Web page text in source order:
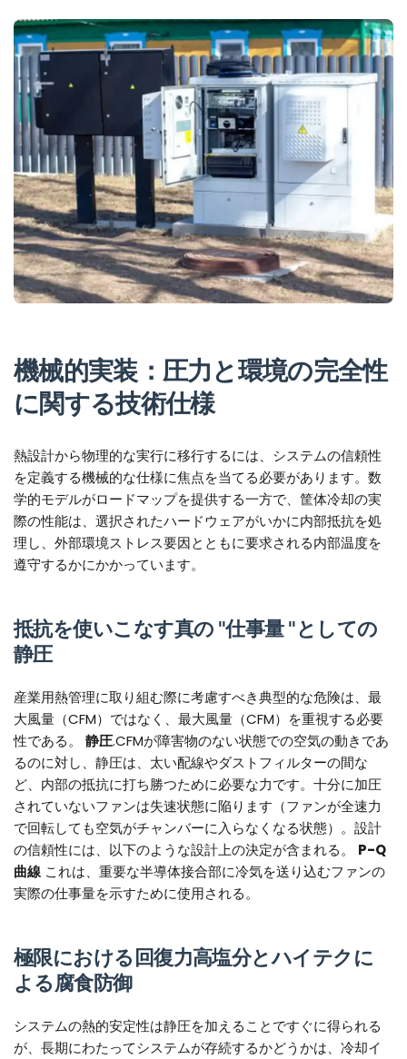
機械的実装：圧力と環境の完全性
に関する技術仕様
熱設計から物理的な実行に移行するには、システムの信頼性
を定義する機械的な仕様に焦点を当てる必要があります。数
学的モデルがロードマップを提供する一方で、筐体冷却の実
際の性能は、選択されたハードウェアがいかに内部抵抗を処
理し、外部環境ストレス要因とともに要求される内部温度を
遵守するかにかかっています。
抵抗を使いこなす真の "仕事量 "としての
静圧
産業用熱管理に取り組む際に考慮すべき典型的な危険は、最
大風量（CFM）ではなく、最大風量（CFM）を重視する必要
性である。 静圧.CFMが障害物のない状態での空気の動きであ
るのに対し、静圧は、太い配線やダストフィルターの間な
ど、内部の抵抗に打ち勝つために必要な力です。十分に加圧
されていないファンは失速状態に陥ります（ファンが全速力
で回転しても空気がチャンバーに入らなくなる状態）。設計
の信頼性には、以下のような設計上の決定が含まれる。 P-Q
曲線 これは、重要な半導体接合部に冷気を送り込むファンの
実際の仕事量を示すために使用される。
極限における回復力高塩分とハイテクに
よる腐食防御
システムの熱的安定性は静圧を加えることですぐに得られる
が、長期にわたってシステムが存続するかどうかは、冷却イ